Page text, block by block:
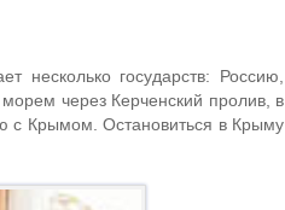
государств: Россию,
через Керченский пролив, в
с Крымом. Остановиться в Крыму